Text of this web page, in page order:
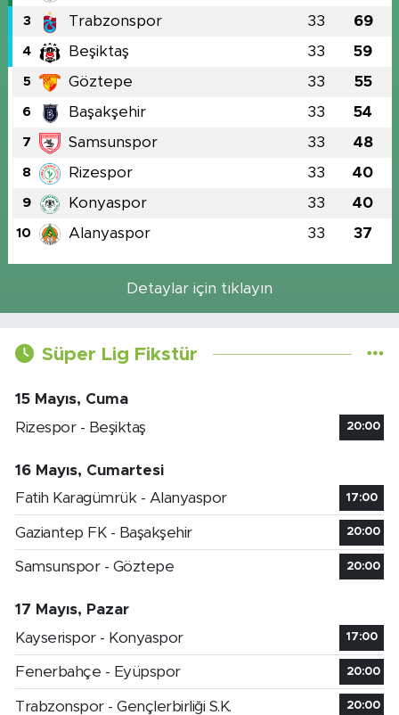
3 Trabzonspor 33 69
4 Beşiktaş 33 59
5 Göztepe 33 55
6 Başakşehir 33 54
7 Samsunspor 33 48
8 Rizespor 33 40
9 Konyaspor 33 40
10 Alanyaspor 33 37
Detaylar için tıklayın
Süper Lig Fikstür
15 Mayıs, Cuma
Rizespor - Beşiktaş
20:00
16 Mayıs, Cumartesi
Fatih Karagümrük - Alanyaspor
17:00
Gaziantep FK - Başakşehir 20:00
Samsunspor - Göztepe 20:00
17 Mayıs, Pazar
Kayserispor - Konyaspor
17:00
Fenerbahçe - Eyüpspor 20:00
Trabzonspor - Gençlerbirliği S.K. 20:00